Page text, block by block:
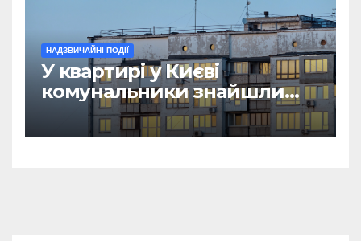
НАДЗВИЧАЙНІ ПОДІЇ
У квартирі у Києві
комунальники знайшли
мумію